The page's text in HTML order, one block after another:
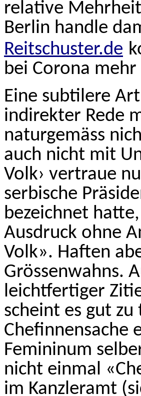
relative
Berlin handle
Reitschuster.de
bei Corona
Eine subtilere
indirekter Rede
naturgemäss
auch nicht mit
Volk› vertraue
serbische
bezeichnet
Ausdruck ohne
Volk». Haften
Grössenwahns.
leichtfertiger
scheint es gut
Chefinnensache
Femininum
nicht einmal
im Kanzleramt